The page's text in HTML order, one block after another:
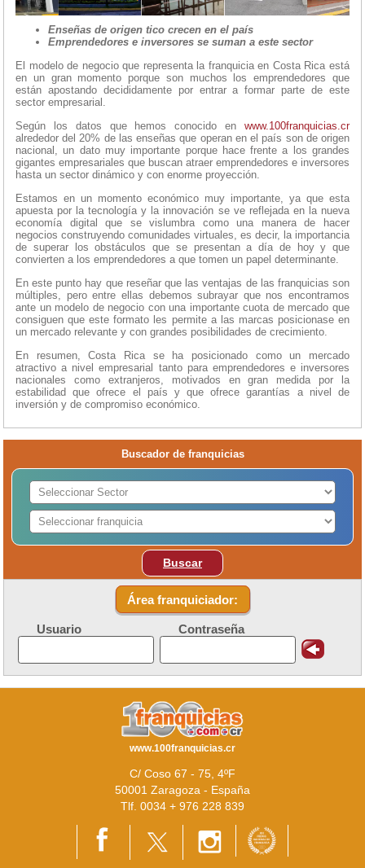
Enseñas de origen tico crecen en el país
Emprendedores e inversores se suman a este sector
El modelo de negocio que representa la franquicia en Costa Rica está
en un gran momento porque son muchos los emprendedores que
están apostando decididamente por entrar a formar parte de este
sector empresarial.
Según los datos que hemos conocido en www.100franquicias.cr
alrededor del 20% de las enseñas que operan en el país son de origen
nacional, un dato muy importante porque hace frente a los grandes
gigantes empresariales que buscan atraer emprendedores e inversores
hasta un sector dinámico y con enorme proyección.
Estamos en un momento económico muy importante, ya que esta
apuesta por la tecnología y la innovación se ve reflejada en la nueva
economía digital que se vislumbra como una manera de hacer
negocios construyendo comunidades virtuales, es decir, la importancia
de superar los obstáculos que se presentan a día de hoy y que
convierten a los emprendedores a que tomen un papel determinante.
En este punto hay que reseñar que las ventajas de las franquicias son
múltiples, pero entre ellas debemos subrayar que nos encontramos
ante un modelo de negocio con una importante cuota de mercado que
consiguen que este formato les permite a las marcas posicionase en
un mercado relevante y con grandes posibilidades de crecimiento.
En resumen, Costa Rica se ha posicionado como un mercado
atractivo a nivel empresarial tanto para emprendedores e inversores
nacionales como extranjeros, motivados en gran medida por la
estabilidad que ofrece el país y que ofrece garantías a nivel de
inversión y de compromiso económico.
Buscador de franquicias
Buscar
Área franquiciador:
Usuario Contraseña
www.100franquicias.cr
C/ Coso 67 - 75, 4ºF
50001 Zaragoza - España
Tlf. 0034 + 976 228 839